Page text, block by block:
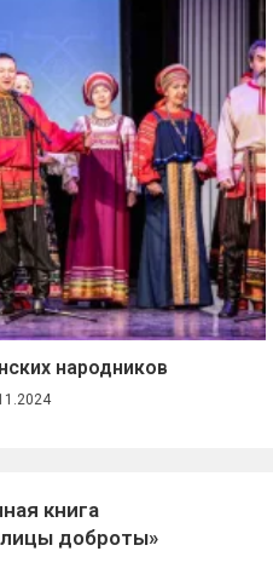
народников
книга
доброты»